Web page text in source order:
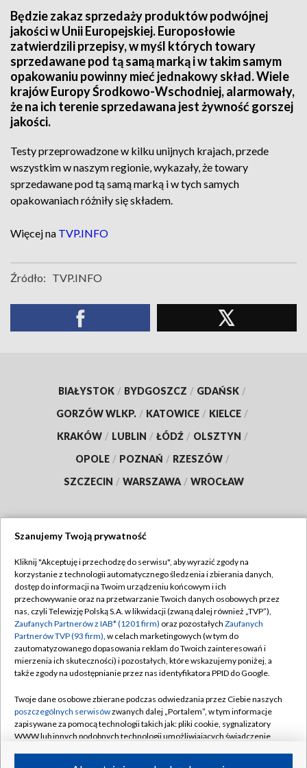
Będzie zakaz sprzedaży produktów podwójnej
jakości w Unii Europejskiej. Europosłowie
zatwierdzili przepisy, w myśl których towary
sprzedawane pod tą samą marką i w takim samym
opakowaniu powinny mieć jednakowy skład. Wiele
krajów Europy Środkowo-Wschodniej, alarmowały,
że na ich terenie sprzedawana jest żywność gorszej
jakości.
Testy przeprowadzone w kilku unijnych krajach, przede
wszystkim w naszym regionie, wykazały, że towary
sprzedawane pod tą samą marką i w tych samych
opakowaniach różniły się składem.
Więcej na TVP.INFO
Źródło: TVP.INFO
BIAŁYSTOK / BYDGOSZCZ / GDAŃSK /
GORZÓW WLKP. / KATOWICE / KIELCE /
KRAKÓW / LUBLIN / ŁÓDŹ / OLSZTYN /
OPOLE / POZNAŃ / RZESZÓW /
SZCZECIN / WARSZAWA / WROCŁAW
TVP
Abonament TVP
Emisja w TVP
Centrum informacji TVP
Naziemna Telewizja Cyfrowa
Rada Programowa
System NOS
Informacje o nadawcy
Regulamin TVP
Polityka prywatności
Moje zgody
Pomoc
Kontakt
Kanały
Szanujemy Twoją prywatność
Kliknij "Akceptuję i przechodzę do serwisu", aby wyrazić zgody na
korzystanie z technologii automatycznego śledzenia i zbierania danych,
dostęp do informacji na Twoim urządzeniu końcowym i ich
przechowywanie oraz na przetwarzanie Twoich danych osobowych przez
nas, czyli Telewizję Polską S.A. w likwidacji (zwaną dalej również „TVP”),
Zaufanych Partnerów z IAB* (1201 firm) oraz pozostałych Zaufanych
Partnerów TVP (93 firm), w celach marketingowych (w tym do
zautomatyzowanego dopasowania reklam do Twoich zainteresowań i
mierzenia ich skuteczności) i pozostałych, które wskazujemy poniżej, a
także zgody na udostępnianie przez nas identyfikatora PPID do Google.
Twoje dane osobowe zbierane podczas odwiedzania przez Ciebie naszych
poszczególnych serwisówzwanych dalej „Portalem”, w tym informacje
zapisywane za pomocą technologii takich jak: pliki cookie, sygnalizatory
WWW lub innych podobnych technologii umożliwiających świadczenie